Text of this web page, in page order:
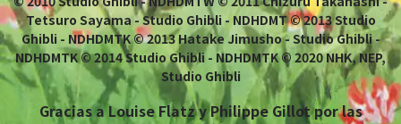
Tetsuro Sayama - Studio Ghibli - NDHDMT © 2013 Studio
Ghibli - NDHDMTK © 2013 Hatake Jimusho - Studio Ghibli -
NDHDMTK © 2014 Studio Ghibli - NDHDMTK © 2020 NHK, NEP,
Studio Ghibli
Gracias a Louise Flatz y Philippe Gillot por las